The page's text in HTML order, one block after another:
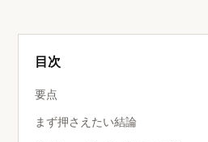
目次
要点
まず押さえたい結論